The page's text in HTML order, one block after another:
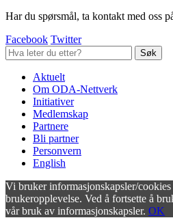
Har du spørsmål, ta kontakt med oss
Facebook Twitter
Aktuelt
Om ODA-Nettverk
Initiativer
Medlemskap
Partnere
Bli partner
Personvern
English
Vi bruker informasjonskapsler/
brukeropplevelse. Ved å fortsette å
vår bruk av informasjonskapsler. OK